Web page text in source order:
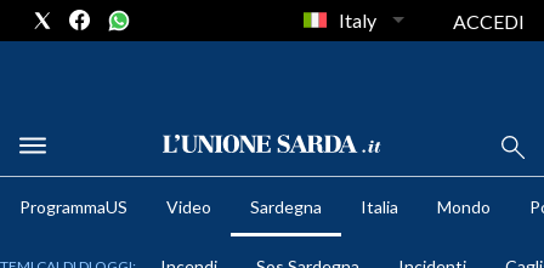
METEO
Italy ACCEDI
ProgrammaUS Video Sardegna Italia Mondo